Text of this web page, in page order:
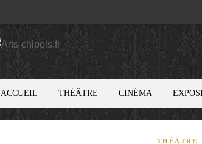
ACCUEIL THÉÂTRE CINÉMA
THÉÂTRE